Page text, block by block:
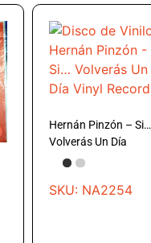
Hernán Pinzón – Si…
Volverás Un Día
SKU: NA2254